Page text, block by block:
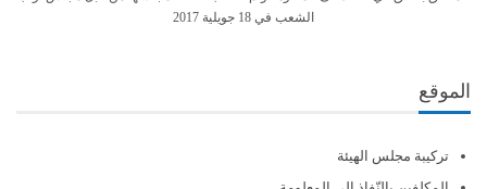
الشعب في 18 جويلية 2017
الموقع
تركيبة مجلس الهيئة